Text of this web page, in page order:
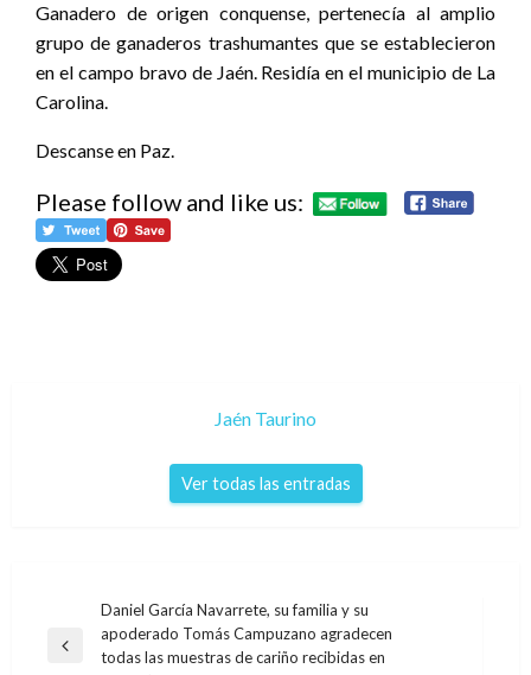
Ganadero de origen conquense, pertenecía al amplio
grupo de ganaderos trashumantes que se establecieron
en el campo bravo de Jaén. Residía en el municipio de La
Carolina.
Descanse en Paz.
Please follow and like us:
Jaén Taurino
Ver todas las entradas
Navegación
de
Entrada
Daniel García Navarrete, su familia y su
apoderado Tomás Campuzano agradecen
todas las muestras de cariño recibidas en